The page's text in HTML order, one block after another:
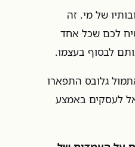
של מי. זה
לכם שכל אחד
לבסוף בעצמו.
גלובס התפארו
לעסקים באמצע